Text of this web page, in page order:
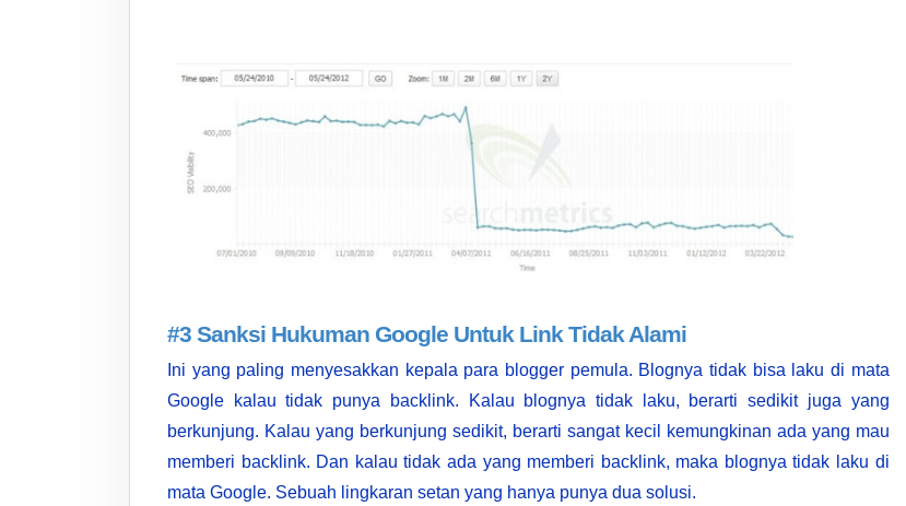
#3 Sanksi Hukuman Google Untuk Link Tidak Alami
Ini yang paling menyesakkan kepala para blogger pemula. Blognya tidak bisa laku di mata
Google kalau tidak punya backlink. Kalau blognya tidak laku, berarti sedikit juga yang
berkunjung. Kalau yang berkunjung sedikit, berarti sangat kecil kemungkinan ada yang mau
memberi backlink. Dan kalau tidak ada yang memberi backlink, maka blognya tidak laku di
mata Google. Sebuah lingkaran setan yang hanya punya dua solusi.